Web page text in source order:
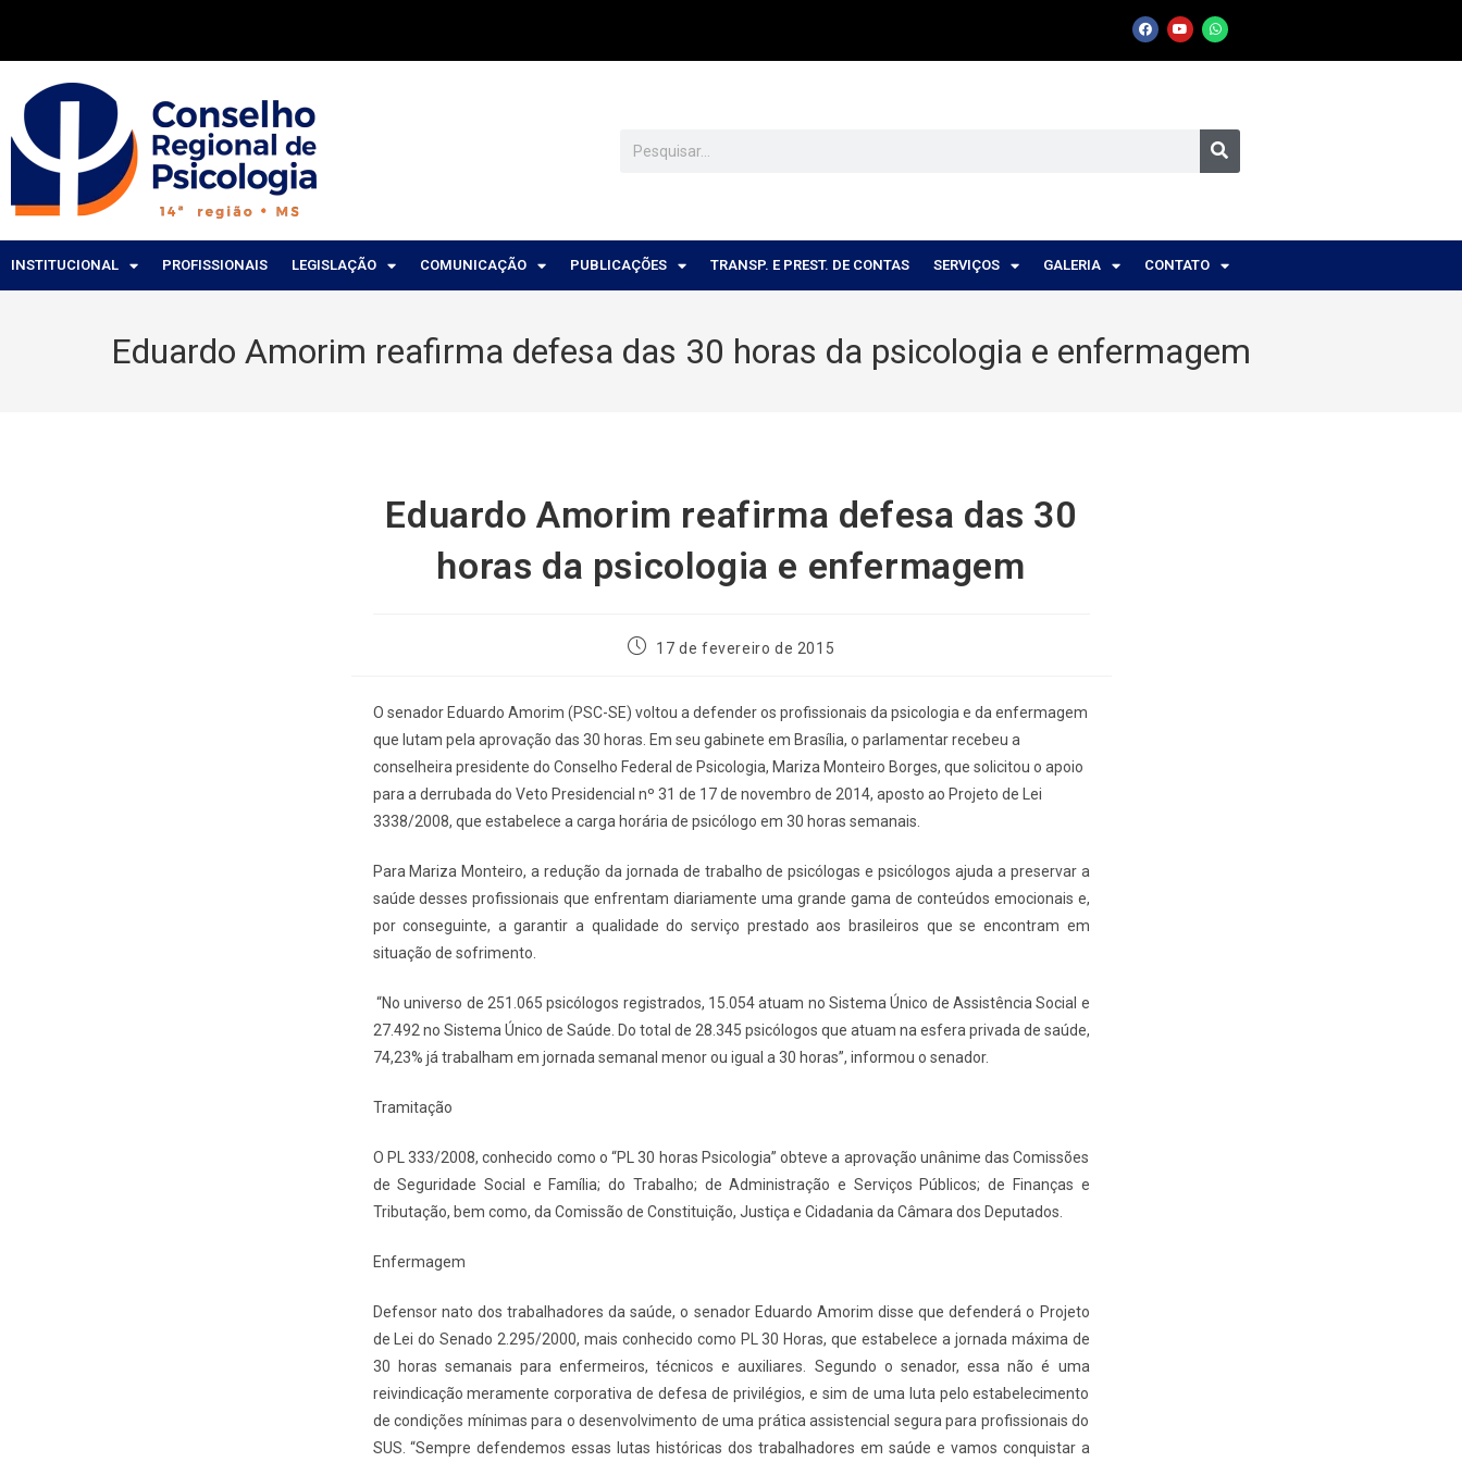
INSTITUCIONAL PROFISSIONAIS LEGISLAÇÃO COMUNICAÇÃO PUBLICAÇÕES TRANSP. E PREST. DE CONTAS SERVIÇOS GALERIA CONTATO
Eduardo Amorim reafirma defesa das 30 horas da psicologia e enfermagem
Eduardo Amorim reafirma defesa das 30
horas da psicologia e enfermagem
17 de fevereiro de 2015
O senador Eduardo Amorim (PSC-SE) voltou a defender os profissionais da psicologia e da enfermagem
que lutam pela aprovação das 30 horas. Em seu gabinete em Brasília, o parlamentar recebeu a
conselheira presidente do Conselho Federal de Psicologia, Mariza Monteiro Borges, que solicitou o apoio
para a derrubada do Veto Presidencial nº 31 de 17 de novembro de 2014, aposto ao Projeto de Lei
3338/2008, que estabelece a carga horária de psicólogo em 30 horas semanais.
Para Mariza Monteiro, a redução da jornada de trabalho de psicólogas e psicólogos ajuda a preservar a
saúde desses profissionais que enfrentam diariamente uma grande gama de conteúdos emocionais e,
por conseguinte, a garantir a qualidade do serviço prestado aos brasileiros que se encontram em
situação de sofrimento.
“No universo de 251.065 psicólogos registrados, 15.054 atuam no Sistema Único de Assistência Social e
27.492 no Sistema Único de Saúde. Do total de 28.345 psicólogos que atuam na esfera privada de saúde,
74,23% já trabalham em jornada semanal menor ou igual a 30 horas”, informou o senador.
Tramitação
O PL 333/2008, conhecido como o “PL 30 horas Psicologia” obteve a aprovação unânime das Comissões
de Seguridade Social e Família; do Trabalho; de Administração e Serviços Públicos; de Finanças e
Tributação, bem como, da Comissão de Constituição, Justiça e Cidadania da Câmara dos Deputados.
Enfermagem
Defensor nato dos trabalhadores da saúde, o senador Eduardo Amorim disse que defenderá o Projeto
de Lei do Senado 2.295/2000, mais conhecido como PL 30 Horas, que estabelece a jornada máxima de
30 horas semanais para enfermeiros, técnicos e auxiliares. Segundo o senador, essa não é uma
reivindicação meramente corporativa de defesa de privilégios, e sim de uma luta pelo estabelecimento
de condições mínimas para o desenvolvimento de uma prática assistencial segura para profissionais do
SUS. “Sempre defendemos essas lutas históricas dos trabalhadores em saúde e vamos conquistar a